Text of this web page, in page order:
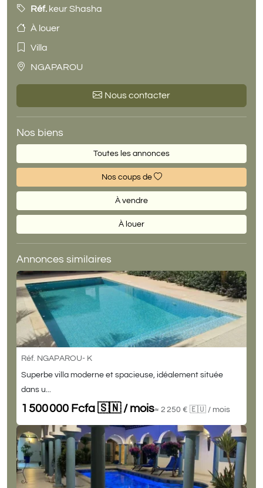
Réf. keur Shasha
À louer
Villa
NGAPAROU
Nous contacter
Nos biens
Toutes les annonces
Nos coups de
À vendre
À louer
Annonces similaires
Réf. NGAPAROU- K
Superbe villa moderne et spacieuse, idéalement située
dans u...
1 500 000 Fcfa 🇸🇳/ mois≈ 2 250 € 🇪🇺 / mois